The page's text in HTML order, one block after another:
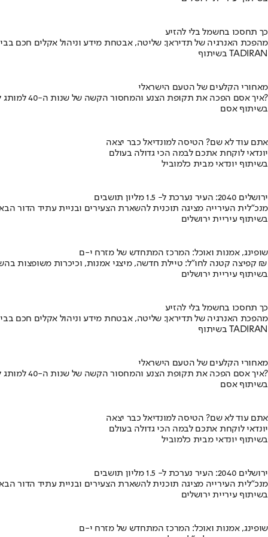
כך תחסכו בחשמל בלי להזיע
מהפכת האנרגיה של תדיראן: שליטה, אבטחת מידע וניהול אקלים חכם
בשיתוף TADIRAN
מאחורי הקלעים של הטעם הישראלי
איך אסם הפכה את תקופת הצנע והמחסור הקשה של שנות ה-40 למותג לאומי?
בשיתוף אסם
אתם עוד לא שם? הטיסה למונדיאל כבר יצאה
יונדאי לוקחת אתכם לבמה הכי גדולה בעולם
בשיתוף יונדאי מבית כלמוביל
ירושלים 2040: העיר נערכת ל- 1.5 מליון תושבים
מנכ"לית העירייה מציגה תוכנית להשארת הצעירים ובניית עתיד הדור
בשיתוף עיריית ירושלים
שופינג, אמנות ואוכל: המרכז המתחדש של מזרח י-ם
קפיצה קטנה לחו"ל: טיילת חדשה, מיצגי אמנות, וכיכרות משופצות בהשקעה של 100 מיליון ₪
בשיתוף עיריית ירושלים
כך תחסכו בחשמל בלי להזיע
מהפכת האנרגיה של תדיראן: שליטה, אבטחת מידע וניהול אקלים חכם
בשיתוף TADIRAN
מאחורי הקלעים של הטעם הישראלי
איך אסם הפכה את תקופת הצנע והמחסור הקשה של שנות ה-40 למותג לאומי?
בשיתוף אסם
אתם עוד לא שם? הטיסה למונדיאל כבר יצאה
יונדאי לוקחת אתכם לבמה הכי גדולה בעולם
בשיתוף יונדאי מבית כלמוביל
ירושלים 2040: העיר נערכת ל- 1.5 מליון תושבים
מנכ"לית העירייה מציגה תוכנית להשארת הצעירים ובניית עתיד הדור
בשיתוף עיריית ירושלים
שופינג, אמנות ואוכל: המרכז המתחדש של מזרח י-ם